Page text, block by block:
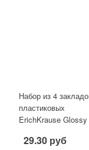
Набор из 4
пластиковых
ErichKrause
наборов в пакете)
29.30 руб